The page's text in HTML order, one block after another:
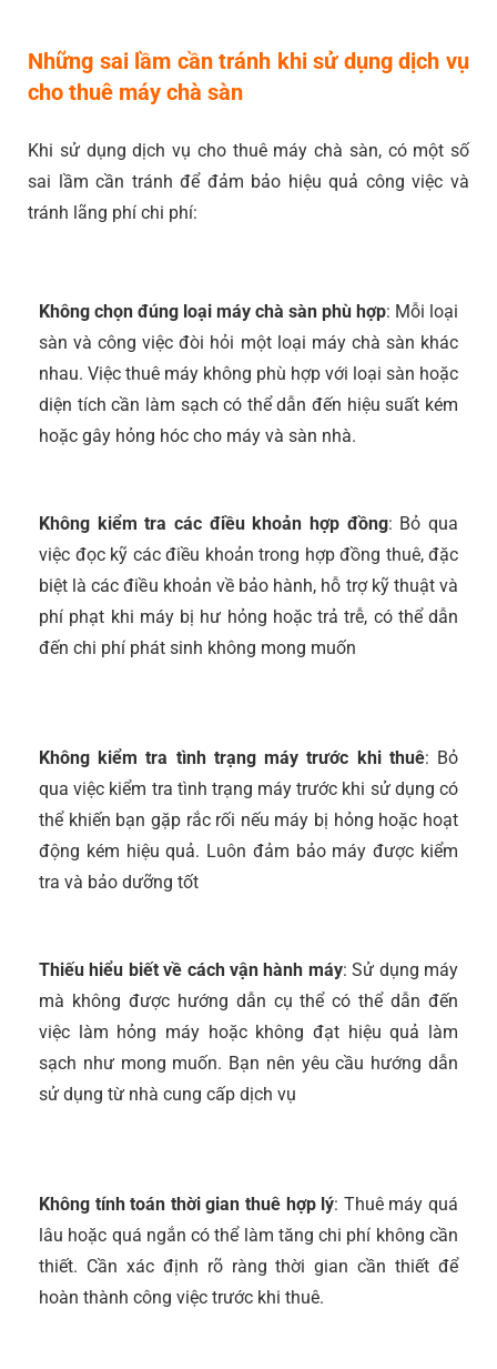
Những sai lầm cần tránh khi sử dụng dịch vụ
cho thuê máy chà sàn
Khi sử dụng dịch vụ cho thuê máy chà sàn, có một số
sai lầm cần tránh để đảm bảo hiệu quả công việc và
tránh lãng phí chi phí:
Không chọn đúng loại máy chà sàn phù hợp: Mỗi loại
sàn và công việc đòi hỏi một loại máy chà sàn khác
nhau. Việc thuê máy không phù hợp với loại sàn hoặc
diện tích cần làm sạch có thể dẫn đến hiệu suất kém
hoặc gây hỏng hóc cho máy và sàn nhà.
Không kiểm tra các điều khoản hợp đồng: Bỏ qua
việc đọc kỹ các điều khoản trong hợp đồng thuê, đặc
biệt là các điều khoản về bảo hành, hỗ trợ kỹ thuật và
phí phạt khi máy bị hư hỏng hoặc trả trễ, có thể dẫn
đến chi phí phát sinh không mong muốn
Không kiểm tra tình trạng máy trước khi thuê: Bỏ
qua việc kiểm tra tình trạng máy trước khi sử dụng có
thể khiến bạn gặp rắc rối nếu máy bị hỏng hoặc hoạt
động kém hiệu quả. Luôn đảm bảo máy được kiểm
tra và bảo dưỡng tốt
Thiếu hiểu biết về cách vận hành máy: Sử dụng máy
mà không được hướng dẫn cụ thể có thể dẫn đến
việc làm hỏng máy hoặc không đạt hiệu quả làm
sạch như mong muốn. Bạn nên yêu cầu hướng dẫn
sử dụng từ nhà cung cấp dịch vụ
Không tính toán thời gian thuê hợp lý: Thuê máy quá
lâu hoặc quá ngắn có thể làm tăng chi phí không cần
thiết. Cần xác định rõ ràng thời gian cần thiết để
hoàn thành công việc trước khi thuê.